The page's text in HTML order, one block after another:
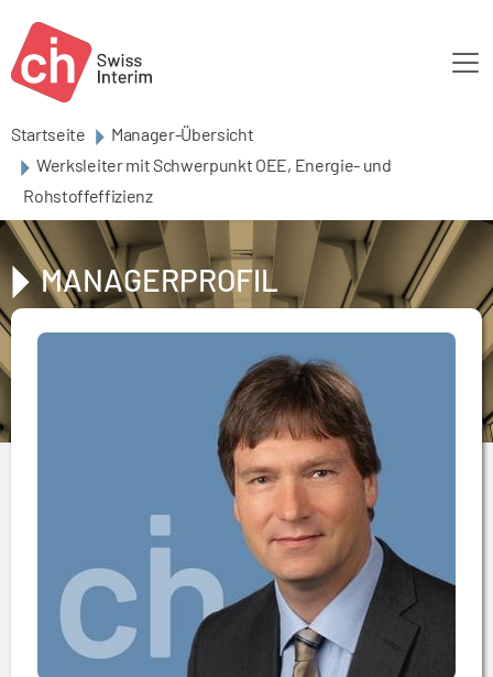
Startseite
Manager-Übersicht
Werksleiter mit Schwerpunkt OEE, Energie- und
Rohstoffeffizienz
MANAGERPROFIL